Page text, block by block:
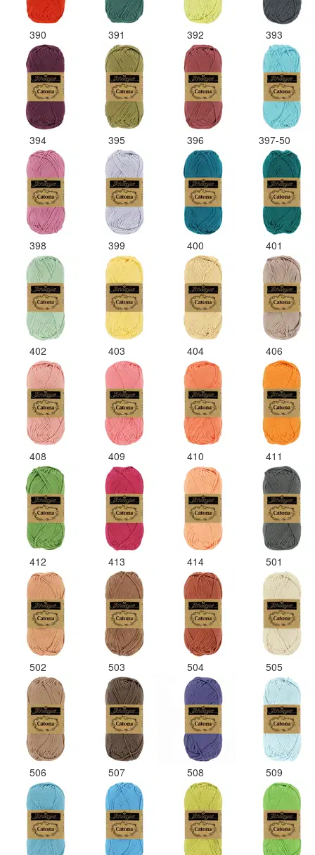
390 391 392 393
394 395 396 397-50
398 399 400 401
402 403 404 406
408 409 410 411
412 413 414 501
502 503 504 505
506 507 508 509